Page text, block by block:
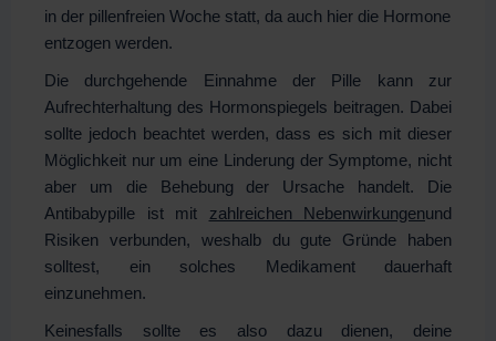
in der pillenfreien Woche statt, da auch hier die Hormone
entzogen werden.
Die durchgehende Einnahme der Pille kann zur
Aufrechterhaltung des Hormonspiegels beitragen. Dabei
sollte jedoch beachtet werden, dass es sich mit dieser
Möglichkeit nur um eine Linderung der Symptome, nicht
aber um die Behebung der Ursache handelt. Die
Antibabypille ist mit zahlreichen Nebenwirkungenund
Risiken verbunden, weshalb du gute Gründe haben
solltest, ein solches Medikament dauerhaft
einzunehmen.
Keinesfalls sollte es also dazu dienen, deine